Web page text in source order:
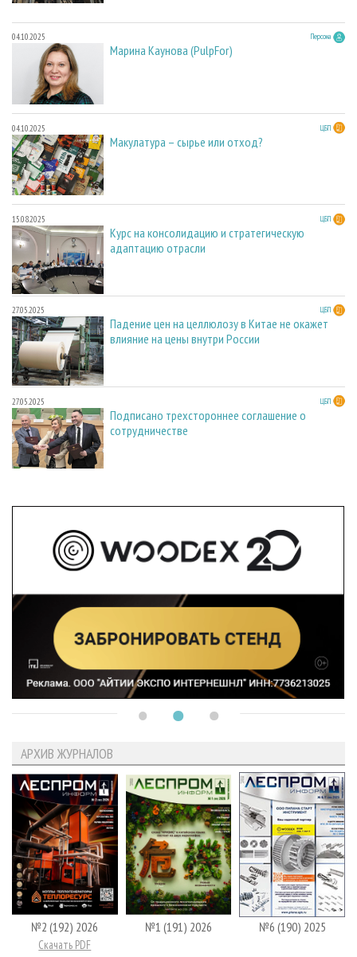
04.10.2025 Персона
Марина Каунова (PulpFor)
04.10.2025 ЦБП
Макулатура – сырье или отход?
15.08.2025 ЦБП
Курс на консолидацию и стратегическую
адаптацию отрасли
27.05.2025 ЦБП
Падение цен на целлюлозу в Китае не окажет
влияние на цены внутри России
27.05.2025 ЦБП
Подписано трехстороннее соглашение о
сотрудничестве
АРХИВ ЖУРНАЛОВ
№2 (192) 2026
Скачать PDF
№1 (191) 2026 №6 (190) 2025